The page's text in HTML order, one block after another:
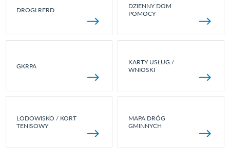
DROGI RFRD
DZIENNY DOM
POMOCY
GKRPA
KARTY USŁUG /
WNIOSKI
LODOWISKO / KORT
TENISOWY
MAPA DRÓG
GMINNYCH